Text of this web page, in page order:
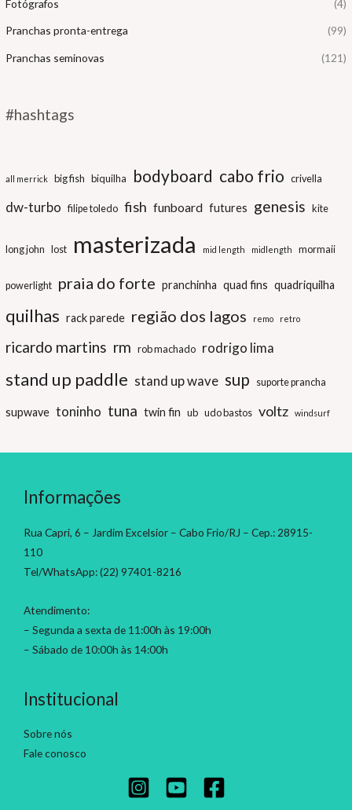
Fotógrafos (4)
Pranchas pronta-entrega (99)
Pranchas seminovas (121)
#hashtags
all merrick big fish biquilha bodyboard cabo frio crivella
dw-turbo filipe toledo fish funboard futures genesis kite
long john lost masterizada mid length midlength mormaii
powerlight praia do forte pranchinha quad fins quadriquilha
quilhas rack parede região dos lagos remo retro
ricardo martins rm rob machado rodrigo lima
stand up paddle stand up wave sup suporte prancha
supwave toninho tuna twin fin ub udo bastos voltz windsurf
Informações
Rua Capri, 6 – Jardim Excelsior – Cabo Frio/RJ – Cep.: 28915-
110
Tel/WhatsApp: (22) 97401-8216
Atendimento:
– Segunda a sexta de 11:00h às 19:00h
– Sábado de 10:00h às 14:00h
Institucional
Sobre nós
Fale conosco